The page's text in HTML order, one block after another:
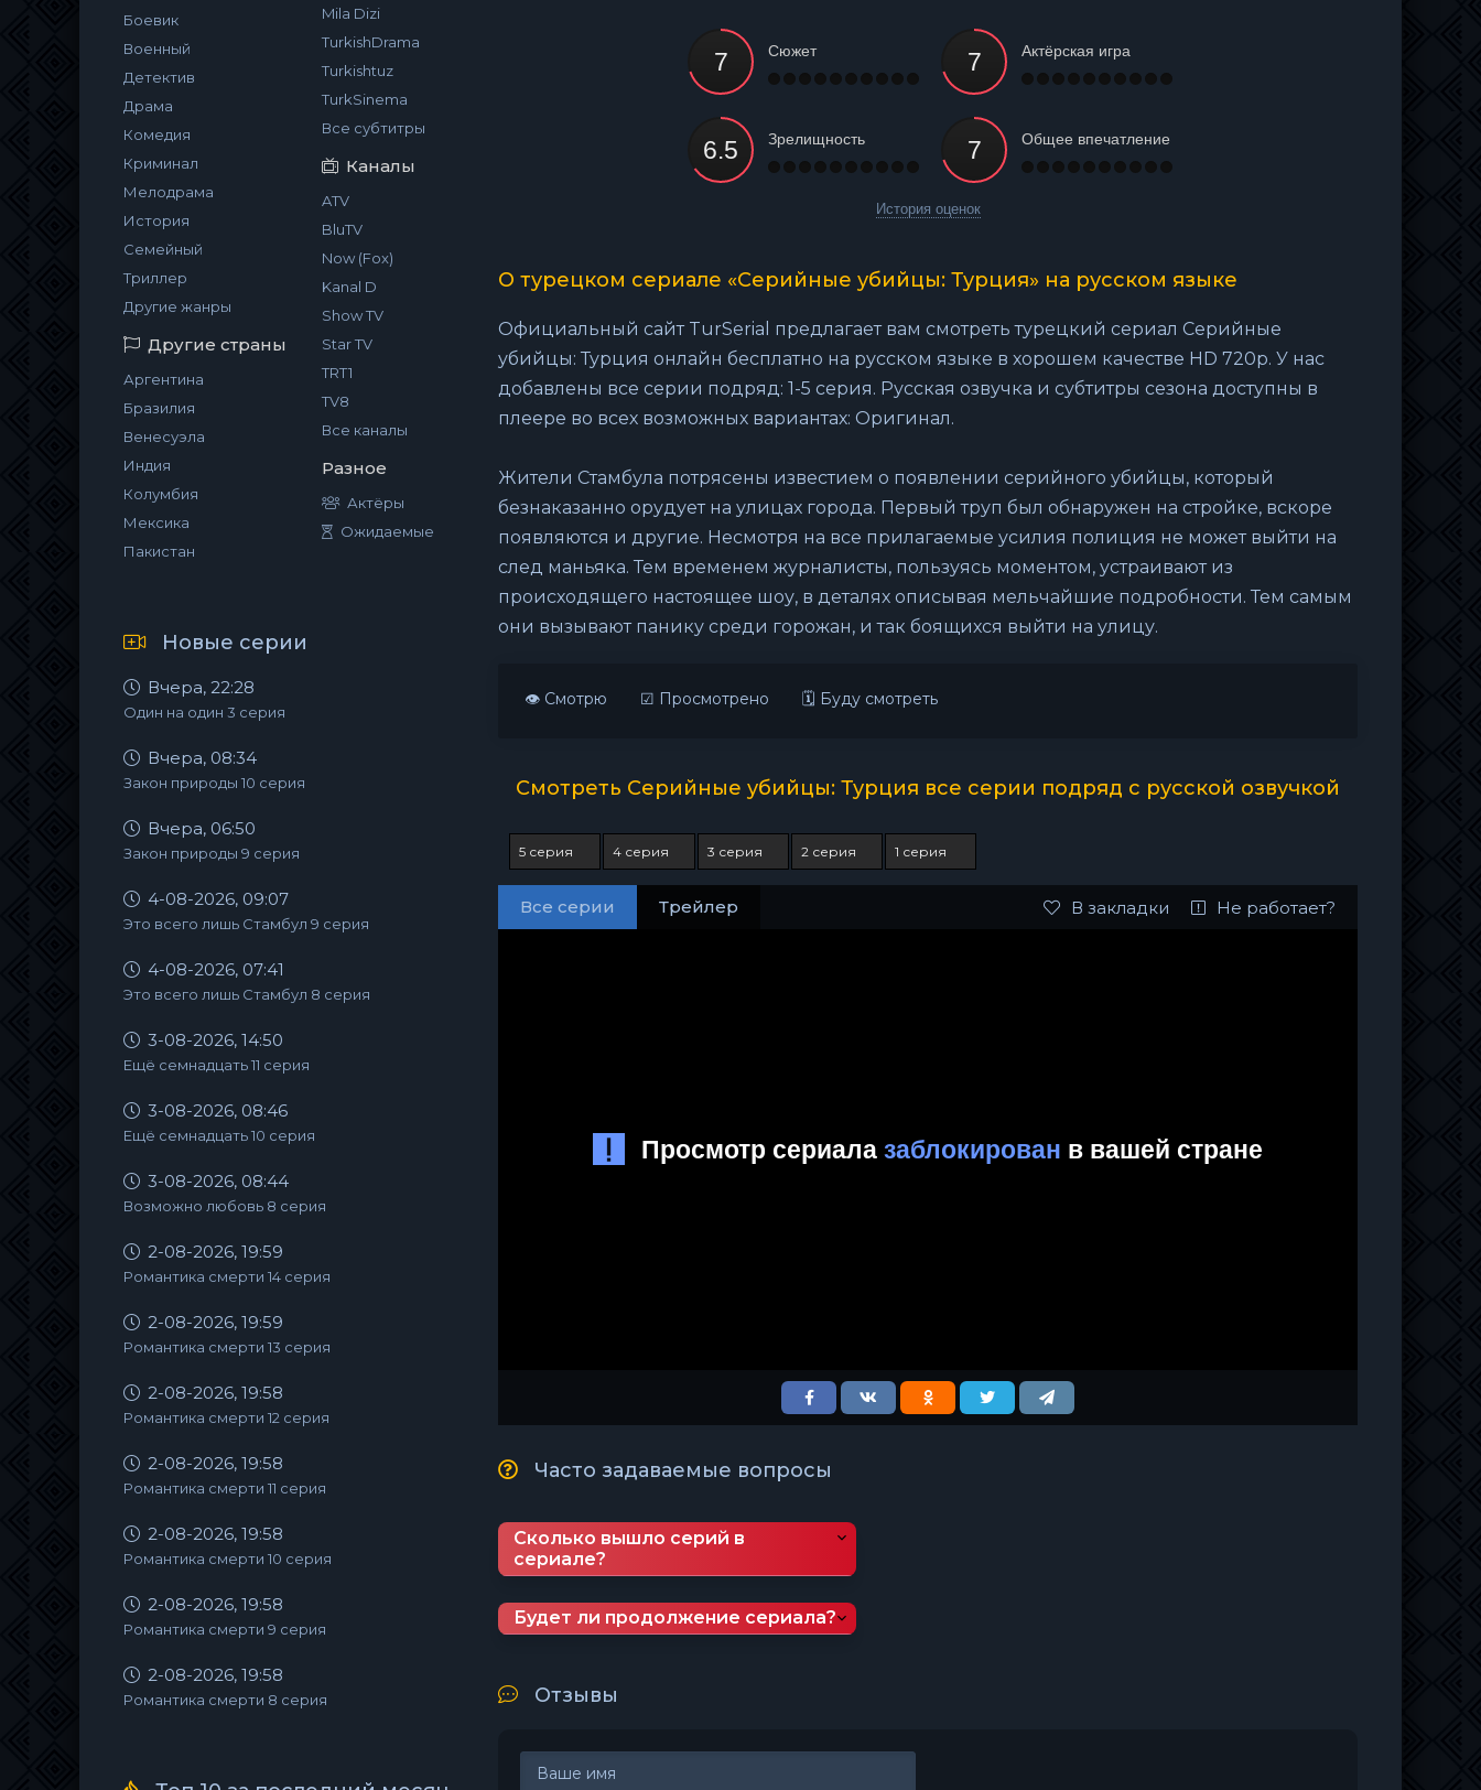
Боевик
Военный
Детектив
Драма
Комедия
Криминал
Мелодрама
История
Семейный
Триллер
Другие жанры
Другие страны
Аргентина
Бразилия
Венесуэла
Индия
Колумбия
Мексика
Пакистан
Mila Dizi
TurkishDrama
Turkishtuz
TurkSinema
Все субтитры
Каналы
ATV
BluTV
Now (Fox)
Kanal D
Show TV
Star TV
TRT1
TV8
Все каналы
Разное
Актёры
Ожидаемые
Новые серии
Вчера, 22:28
Один на один 3 серия
Вчера, 08:34
Закон природы 10 серия
Вчера, 06:50
Закон природы 9 серия
4-08-2026, 09:07
Это всего лишь Стамбул 9 серия
4-08-2026, 07:41
Это всего лишь Стамбул 8 серия
3-08-2026, 14:50
Ещё семнадцать 11 серия
3-08-2026, 08:46
Ещё семнадцать 10 серия
3-08-2026, 08:44
Возможно любовь 8 серия
2-08-2026, 19:59
Романтика смерти 14 серия
2-08-2026, 19:59
Романтика смерти 13 серия
2-08-2026, 19:58
Романтика смерти 12 серия
2-08-2026, 19:58
Романтика смерти 11 серия
2-08-2026, 19:58
Романтика смерти 10 серия
2-08-2026, 19:58
Романтика смерти 9 серия
2-08-2026, 19:58
Романтика смерти 8 серия
Сюжет Актёрская игра
Зрелищность Общее впечатление
История оценок
О турецком сериале «Серийные убийцы: Турция» на русском языке
Официальный сайт TurSerial предлагает вам смотреть турецкий сериал Серийные
убийцы: Турция онлайн бесплатно на русском языке в хорошем качестве HD 720p. У нас
добавлены все серии подряд: 1-5 серия. Русская озвучка и субтитры сезона доступны в
плеере во всех возможных вариантах: Оригинал.
Жители Стамбула потрясены известием о появлении серийного убийцы, который
безнаказанно орудует на улицах города. Первый труп был обнаружен на стройке, вскоре
появляются и другие. Несмотря на все прилагаемые усилия полиция не может выйти на
след маньяка. Тем временем журналисты, пользуясь моментом, устраивают из
происходящего настоящее шоу, в деталях описывая мельчайшие подробности. Тем самым
они вызывают панику среди горожан, и так боящихся выйти на улицу.
👁 Смотрю ☑ Просмотрено 🗓 Буду смотреть
Смотреть Серийные убийцы: Турция все серии подряд с русской озвучкой
5 серия 4 серия 3 серия 2 серия 1 серия
Все серии Трейлер В закладки Не работает?
Часто задаваемые вопросы
Сколько вышло серий в
сериале?
Будет ли продолжение сериала?
Отзывы